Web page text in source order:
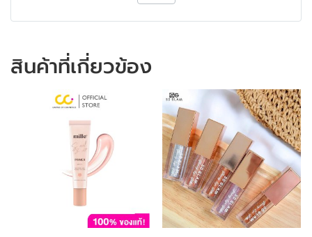
สินค้าที่เกี่ยวข้อง